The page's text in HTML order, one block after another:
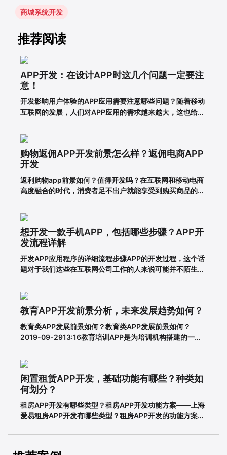
商城系统开发
推荐阅读
APP开发：在设计APP时这几个问题一定要注
意！
开发影响用户体验的APP应用需要注意哪些问题？随着移动
互联网的发展，人们对APP应用的需求越来越大，这也给企
望从中获得更多的发展机会。当然，并不仅仅是开发APP应
用就能达到目的。前提一定是保证APP应用的优秀用户体
验。这样，在
购物返佣APP开发前景怎么样？返佣电商APP
开发
返利购物app前景如何？值得开发吗？在互联网和移动电商
高度融合的时代，消费者足不出户就能享受到购买商品的便
用户，许多企业和商家开始致力于返利购物app的建设。返
利购物app有什么优势？一、在网络上购买商品有哪些利
弊?对于消费者的
想开发一款手机APP，包括哪些步骤？APP开
发流程详解
开发APP应用程序的详细流程步骤APP的开发过程，这个话
题对于我们这些在互联网公司工作的人来说可能并不陌生，
了。其实，APP开发的流程并不复杂，接下来就带大家一起
看一下一套完整的APP开发流程包含哪些步骤。一、基本功
能需求阶段0
教育APP开发前景分析，未来发展趋势如何？
教育类APP发展前景如何？教育类APP发展前景如何？
2019-09-2913:16教育培训APP是为培训机构搭建的一个
的来了吗？据调查，截至2018年6月，我国网民规模达8.02
亿，普及率57.7%。其中，手机网民规模已达7.8
闲置租赁APP开发，基础功能有哪些？种类如
何划分？
租房APP开发有哪些类型？租房APP开发功能方案——上海
爱易租房APP开发有哪些类型？租房APP开发的功能方案
基本功能有哪些，如何划分？说到租赁，相信大家都不陌